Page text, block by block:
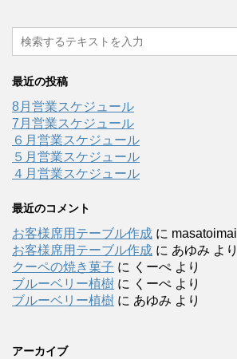
最近の投稿
8月営業スケジュール
7月営業スケジュール
６月営業スケジュール
５月営業スケジュール
４月営業スケジュール
最近のコメント
お客様席用テーブル作成 に masatoimai
お客様席用テーブル作成 に あゆみ より
クーペの焼き菓子 に くーぺ より
ブルーベリー植樹 に くーぺ より
ブルーベリー植樹 に あゆみ より
アーカイブ